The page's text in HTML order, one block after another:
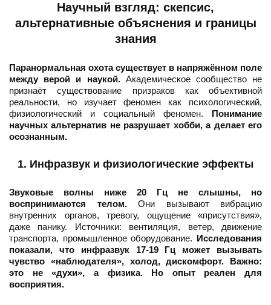
Научный взгляд: скепсис,
альтернативные объяснения и границы
знания
Паранормальная охота существует в напряжённом поле
между верой и наукой.Академическое сообщество не
признаёт существование призраков как объективной
реальности, но изучает феномен как психологический,
физиологический и социальный феномен. Понимание
научных альтернатив не разрушает хобби, а делает его
осознанным.
1. Инфразвук и физиологические эффекты
Звуковые волны ниже 20 Гц не слышны, но
воспринимаются телом.Они вызывают вибрацию
внутренних органов, тревогу, ощущение «присутствия»,
даже панику. Источники: вентиляция, ветер, движение
транспорта, промышленное оборудование. Исследования
показали, что инфразвук 17-19 Гц может вызывать
чувство «наблюдателя», холод, дискомфорт.
Важно:
это не «духи», а физика. Но опыт реален для
восприятия.